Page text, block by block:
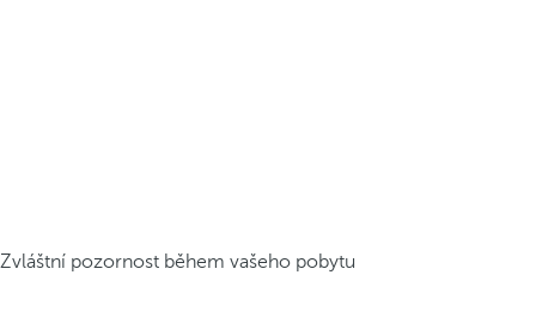
Zvláštní pozornost během vašeho pobytu